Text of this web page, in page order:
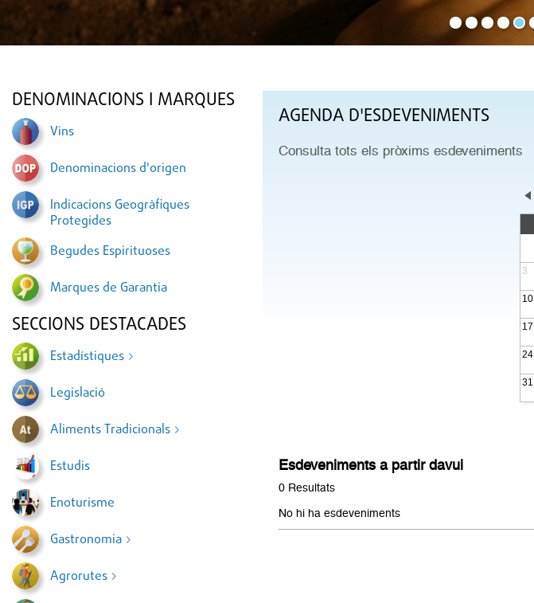
DENOMINACIONS I MARQUES
Vins
Denominacions d'origen
Indicacions Geogràfiques
Protegides
Begudes Espirituoses
Marques de Garantia
SECCIONS DESTACADES
Estadístiques
Legislació
Aliments Tradicionals
Estudis
Enoturisme
Gastronomia
Agrorutes
AGENDA D'ESDEVENIMENTS
Consulta tots els pròxims esdeveniments
3
10
17
24
31
Esdeveniments a partir davui
0 Resultats
No hi ha esdeveniments